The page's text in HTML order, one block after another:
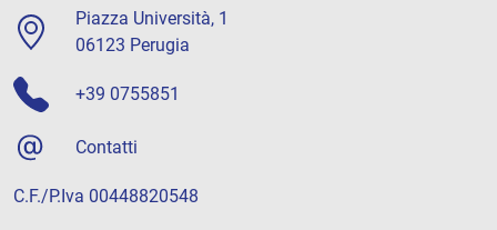
Piazza Università, 1
06123 Perugia
+39 0755851
Contatti
C.F./P.Iva 00448820548